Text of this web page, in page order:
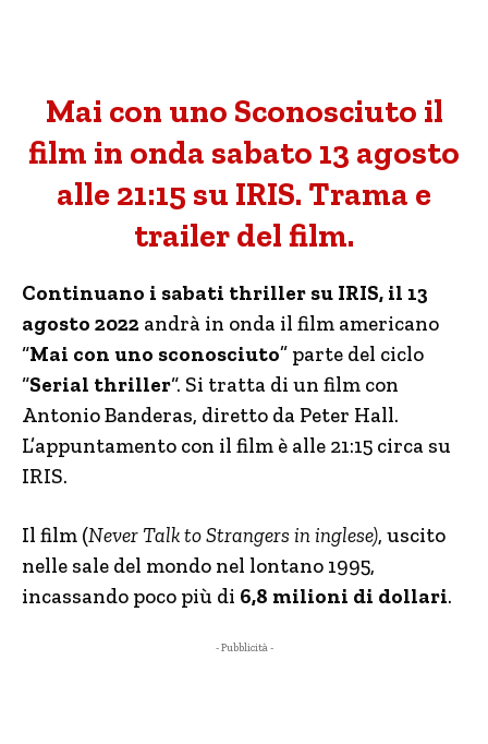
Mai con uno Sconosciuto il
film in onda sabato 13 agosto
alle 21:15 su IRIS. Trama e
trailer del film.
Continuano i sabati thriller su IRIS, il 13
agosto 2022 andrà in onda il film americano
“Mai con uno sconosciuto” parte del ciclo
“Serial thriller“. Si tratta di un film con
Antonio Banderas, diretto da Peter Hall.
L’appuntamento con il film è alle 21:15 circa su
IRIS.
Il film (Never Talk to Strangers in inglese), uscito
nelle sale del mondo nel lontano 1995,
incassando poco più di 6,8 milioni di dollari.
- Pubblicità -